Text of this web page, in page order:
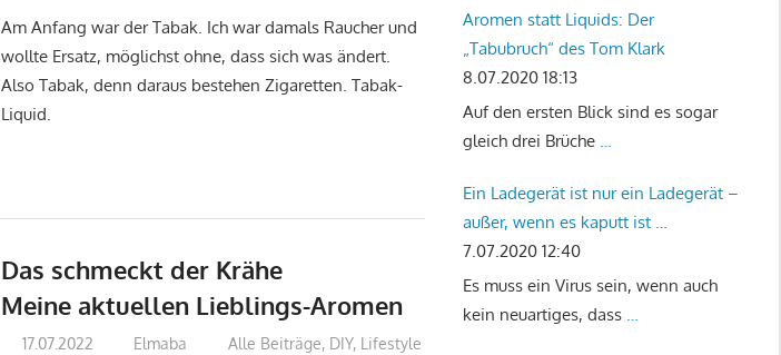
Am Anfang war der Tabak. Ich war damals Raucher und
wollte Ersatz, möglichst ohne, dass sich was ändert.
Also Tabak, denn daraus bestehen Zigaretten. Tabak-
Liquid.
Das schmeckt der Krähe
Meine aktuellen Lieblings-Aromen
17.07.2022 Elmaba Alle Beiträge, DIY, Lifestyle
Aromen statt Liquids: Der
„Tabubruch“ des Tom Klark
8.07.2020 18:13
Auf den ersten Blick sind es sogar
gleich drei Brüche …
Ein Ladegerät ist nur ein Ladegerät –
außer, wenn es kaputt ist …
7.07.2020 12:40
Es muss ein Virus sein, wenn auch
kein neuartiges, dass …